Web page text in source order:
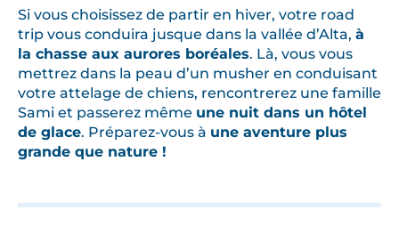
i
à
s
e
p
t
e
m
r
Si vous choisissez de partir en hiver, votre road
trip vous conduira jusque dans la vallée d’Alta, à
la chasse aux aurores boréales. Là, vous vous
mettrez dans la peau d’un musher en conduisant
votre attelage de chiens, rencontrerez une famille
Sami et passerez même une nuit dans un hôtel
de glace. Préparez-vous à une aventure plus
grande que nature !